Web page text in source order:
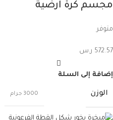
مجسم كرة ارضية
متوفر
572.57 ر.س
إضافة إلى السلة
الوزن 3000 جرام